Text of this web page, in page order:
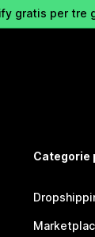
gratis per tre
Categorie